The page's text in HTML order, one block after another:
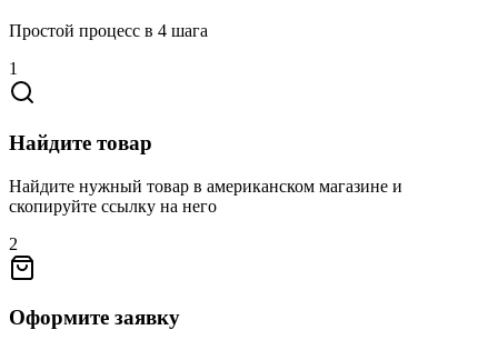
Простой процесс в 4 шага
1
Найдите товар
Найдите нужный товар в американском магазине и
скопируйте ссылку на него
2
Оформите заявку